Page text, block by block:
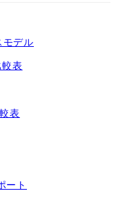
デル
表
表
ート